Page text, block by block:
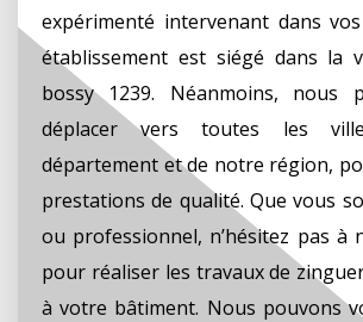
expérimenté intervenant dans
établissement est siégé dans la
bossy 1239. Néanmoins, nous
déplacer vers toutes les
département et de notre région,
prestations de qualité. Que vous
ou professionnel, n’hésitez pas à
pour réaliser les travaux de
à votre bâtiment. Nous pouvons